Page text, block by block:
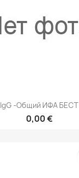
IgG -общий ИФА БЕСТ
0,00 €